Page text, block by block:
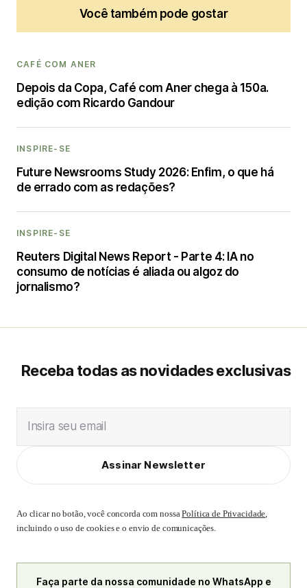
Você também pode gostar
CAFÉ COM ANER
Depois da Copa, Café com Aner chega à 150a.
edição com Ricardo Gandour
INSPIRE-SE
Future Newsrooms Study 2026: Enfim, o que há
de errado com as redações?
INSPIRE-SE
Reuters Digital News Report - Parte 4: IA no
consumo de notícias é aliada ou algoz do
jornalismo?
Receba todas as novidades exclusivas
Insira seu email
Assinar Newsletter
Ao clicar no botão, você concorda com nossaPolítica de Privacidade,
incluindo o uso de cookies e o envio de comunicações.
Faça parte da nossa comunidade no WhatsApp e